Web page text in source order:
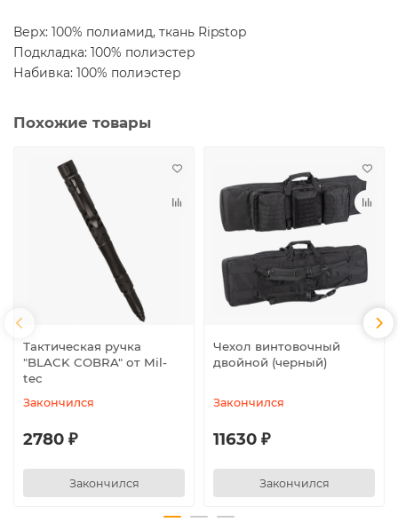
Верх: 100% полиамид, ткань Ripstop
Подкладка: 100% полиэстер
Набивка: 100% полиэстер
Похожие товары
Тактическая ручка
"BLACK COBRA" от Mil-
tec
Закончился
2780 ₽
Закончился
Чехол винтовочный
двойной (черный)
Закончился
11630 ₽
Закончился